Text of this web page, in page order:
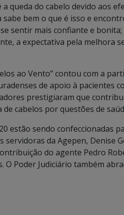
queda do cabelo devido aos
bem o que é isso e
sentir mais confiante e bonita;
a expectativa pela melhora
ao Vento” contou com a
de apoio à pacientes
prestigiaram que
cabelos por questões de
estão sendo confeccionadas
da Agepen, Denise
do agente Pedro
O Poder Judiciário também